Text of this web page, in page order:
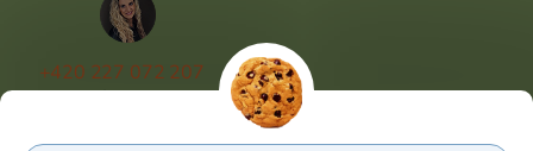
+420 227 072 207
(Po - Pá 9:00 - 17:00)